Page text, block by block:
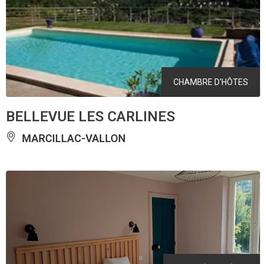
CHAMBRE D'HÔTES
BELLEVUE LES CARLINES
MARCILLAC-VALLON